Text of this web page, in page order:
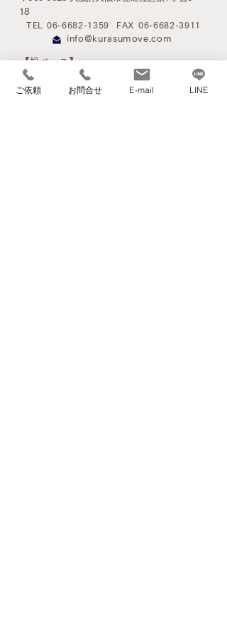
18
TEL 06-6682-1359 FAX 06-6682-3911
info@kurasumove.com
〒535-0002 大阪府大阪市旭区大宮1丁目4-3
​【旭ベース】
​【西宮ベース】
ご依頼 お問合せ E-mail LINE